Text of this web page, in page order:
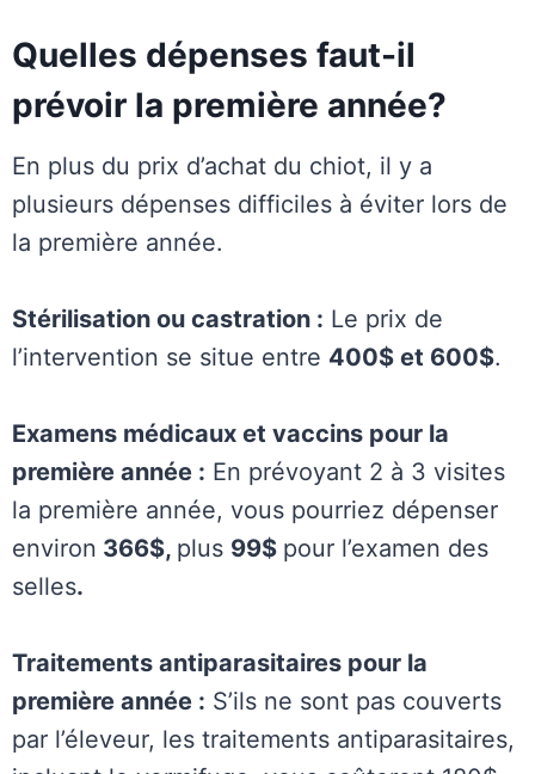
Quelles dépenses faut-il
prévoir la première année?
En plus du prix d’achat du chiot, il y a
plusieurs dépenses difficiles à éviter lors de
la première année.
Stérilisation ou castration : Le prix de
l’intervention se situe entre 400$ et 600$.
Examens médicaux et vaccins pour la
première année : En prévoyant 2 à 3 visites
la première année, vous pourriez dépenser
environ 366$, plus 99$ pour l’examen des
selles.
Traitements antiparasitaires pour la
première année : S’ils ne sont pas couverts
par l’éleveur, les traitements antiparasitaires,